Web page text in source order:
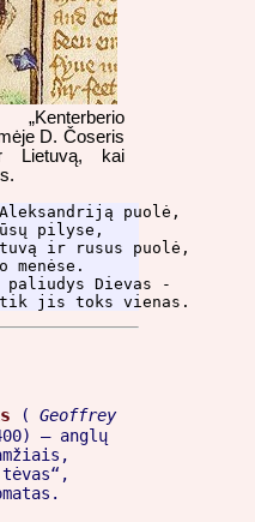
„Kenterberio
D. Čoseris
Lietuvą, kai
puolė,
pilyse,
ir rusus puolė,
menėse.
Dievas -
jis toks vienas.
(
Geoffrey
– anglų